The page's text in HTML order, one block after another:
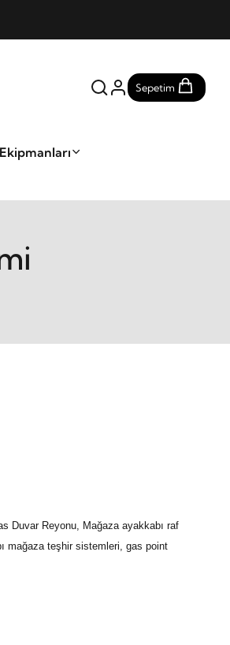
Sepetim
Duvar Reyonu, Mağaza ayakkabı raf
mağaza teşhir sistemleri, gas point